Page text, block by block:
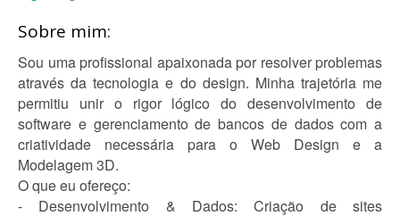
Sobre mim:
Sou uma profissional apaixonada por resolver problemas
através da tecnologia e do design. Minha trajetória me
permitiu unir o rigor lógico do desenvolvimento de
software e gerenciamento de bancos de dados com a
criatividade necessária para o Web Design e a
Modelagem 3D.
O que eu ofereço:
- Desenvolvimento & Dados: Criação de sites